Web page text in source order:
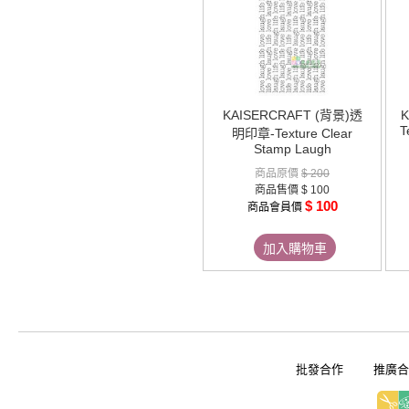
KAISERCRAFT (背景)透
明印章-Texture Clear
Stamp Laugh
商品原價 $ 200
商品售價 $ 100
商品會員價 $ 100
加入購物車
批發合作 推廣